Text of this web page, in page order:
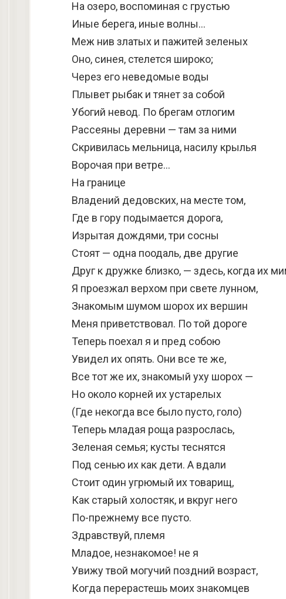
На озеро, воспоминая с грустью
Иные берега, иные волны…
Меж нив златых и пажитей зеленых
Оно, синея, стелется широко;
Через его неведомые воды
Плывет рыбак и тянет за собой
Убогий невод. По брегам отлогим
Рассеяны деревни — там за ними
Скривилась мельница, насилу крылья
Ворочая при ветре…
На границе
Владений дедовских, на месте том,
Где в гору подымается дорога,
Изрытая дождями, три сосны
Стоят — одна поодаль, две другие
Друг к дружке близко, — здесь, когда их
Я проезжал верхом при свете лунном,
Знакомым шумом шорох их вершин
Меня приветствовал. По той дороге
Теперь поехал я и пред собою
Увидел их опять. Они все те же,
Все тот же их, знакомый уху шорох —
Но около корней их устарелых
(Где некогда все было пусто, голо)
Теперь младая роща разрослась,
Зеленая семья; кусты теснятся
Под сенью их как дети. А вдали
Стоит один угрюмый их товарищ,
Как старый холостяк, и вкруг него
По-прежнему все пусто.
Здравствуй, племя
Младое, незнакомое! не я
Увижу твой могучий поздний возраст,
Когда перерастешь моих знакомцев